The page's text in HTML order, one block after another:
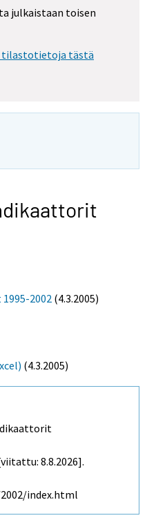
julkaistaan toisen
tilastotietoja tästä
2002(4.3.2005)
(4.3.2005)
8.8.2026].
index.html